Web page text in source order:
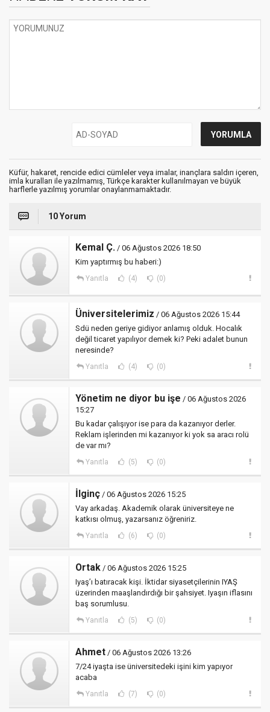
Küfür, hakaret, rencide edici cümleler veya imalar, inançlara saldırı içeren,
imla kuralları ile yazılmamış, Türkçe karakter kullanılmayan ve büyük
harflerle yazılmış yorumlar onaylanmamaktadır.
10 Yorum
Kemal Ç. / 06 Ağustos 2026 18:50
Kim yaptırmış bu haberi:)
Yanıtla (4) (0)
Üniversitelerimiz / 06 Ağustos 2026 15:44
Sdü neden geriye gidiyor anlamış olduk. Hocalık
değil ticaret yapılıyor demek ki? Peki adalet bunun
neresinde?
Yanıtla (4) (0)
Yönetim ne diyor bu işe / 06 Ağustos 2026
15:27
Bu kadar çalışıyor ise para da kazanıyor derler.
Reklam işlerinden mi kazanıyor ki yok sa aracı rolü
de var mı?
Yanıtla (5) (0)
İlginç / 06 Ağustos 2026 15:25
Vay arkadaş. Akademik olarak üniversiteye ne
katkısı olmuş, yazarsanız öğreniriz.
Yanıtla (6) (0)
Ortak / 06 Ağustos 2026 15:25
Iyaş’ı batıracak kişi. İktidar siyasetçilerinin IYAŞ
üzerinden maaşlandırdığı bir şahsiyet. Iyaşın iflasını
baş sorumlusu.
Yanıtla (5) (0)
Ahmet / 06 Ağustos 2026 13:26
7/24 iyaşta ise üniversitedeki işini kim yapıyor
acaba
Yanıtla (7) (0)